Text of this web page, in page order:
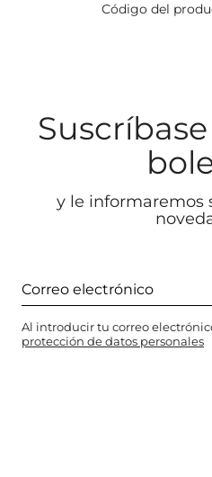
Código del
y le informaremos
Al introducir tu correo
protección de datos personales